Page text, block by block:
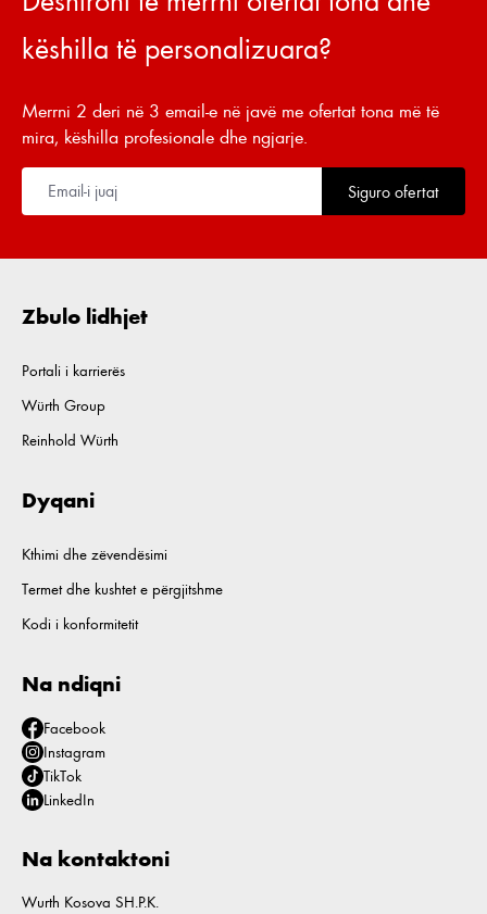
këshilla të personalizuara?
Merrni 2 deri në 3 email-e në javë me ofertat tona më të
mira, këshilla profesionale dhe ngjarje.
Siguro ofertat
Zbulo lidhjet
Portali i karrierës
Würth Group
Reinhold Würth
Dyqani
Kthimi dhe zëvendësimi
Termet dhe kushtet e përgjitshme
Kodi i konformitetit
Na ndiqni
Facebook
Instagram
TikTok
LinkedIn
Na kontaktoni
Wurth Kosova SH.P.K.